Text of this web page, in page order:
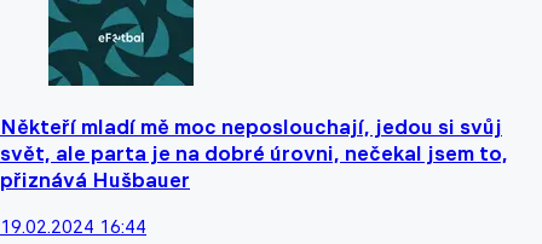
Někteří mladí mě moc neposlouchají, jedou si svůj
svět, ale parta je na dobré úrovni, nečekal jsem to,
přiznává Hušbauer
19.02.2024 16:44